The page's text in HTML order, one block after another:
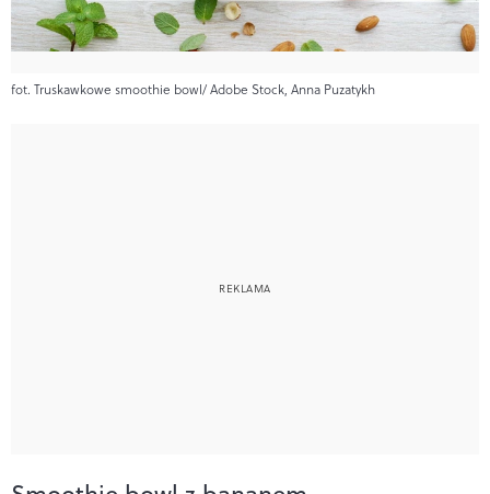
fot. Truskawkowe smoothie bowl/ Adobe Stock, Anna Puzatykh